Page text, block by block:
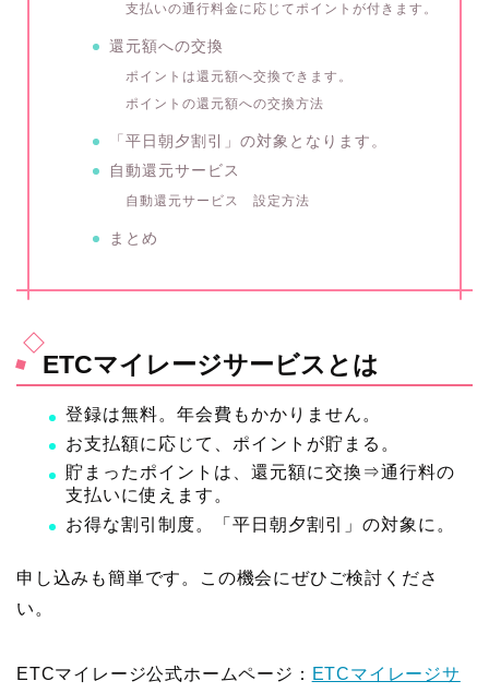
支払いの通行料金に応じてポイントが付きます。
還元額への交換
ポイントは還元額へ交換できます。
ポイントの還元額への交換方法
「平日朝夕割引」の対象となります。
自動還元サービス
自動還元サービス 設定方法
まとめ
ETCマイレージサービスとは
登録は無料。年会費もかかりません。
お支払額に応じて、ポイントが貯まる。
貯まったポイントは、還元額に交換⇒通行料の
支払いに使えます。
お得な割引制度。「平日朝夕割引」の対象に。
申し込みも簡単です。この機会にぜひご検討くださ
い。
ETCマイレージ公式ホームページ： ETCマイレージサ